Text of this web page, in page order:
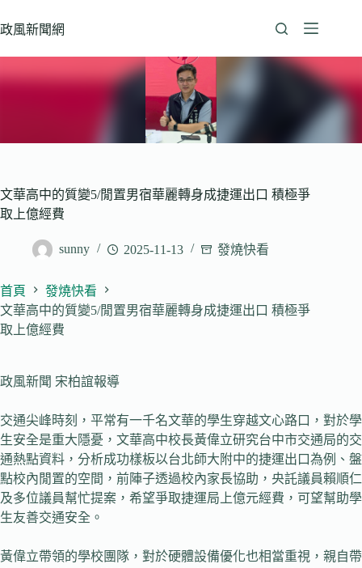
至
政風新聞網
文華高中的質變5/閒置男宿華麗轉身成捷運出口 積極爭
取上億經費
sunny 2025-11-13 發燒快看
首頁
發燒快看
文華高中的質變5/閒置男宿華麗轉身成捷運出口 積極爭
取上億經費
政風新聞 宋柏誼報導
交通尖峰時刻，平常有一千名文華的學生穿越文心路口，對於學
生安全是重大隱憂，文華高中校長黃偉立研究台中市交通局的交
通熱點資料，分析成功樣板以台北師大附中的捷運出口為例、盤
點校內閒置的空間，前陣子透過校內家長協助，央託議員賴順仁
及多位議員幫忙提案，希望爭取捷運局上億元經費，可望幫助學
生友善交通安全。
黃偉立帶領的學校團隊，對於硬體設備優化也相當重視，親自帶